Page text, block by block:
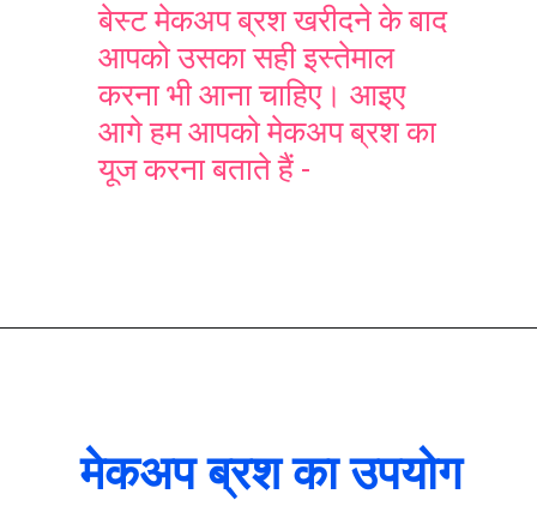
बेस्ट मेकअप ब्रश खरीदने के बाद
आपको उसका सही इस्तेमाल
करना भी आना चाहिए। आइए
आगे हम आपको मेकअप ब्रश का
यूज करना बताते हैं -
मेकअप ब्रश का उपयोग